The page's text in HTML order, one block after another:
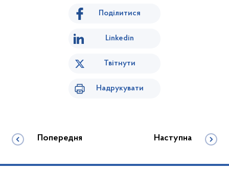
Поділитися
Linkedin
Твітнути
Надрукувати
Попередня Наступна